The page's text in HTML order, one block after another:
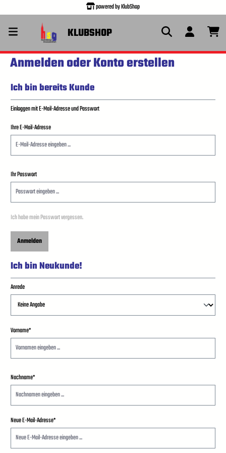
powered by KlubShop
KLUBSHOP
Anmelden oder Konto erstellen
Ich bin bereits Kunde
Einloggen mit E-Mail-Adresse und Passwort
Ihre E-Mail-Adresse
Ihr Passwort
Ich habe mein Passwort vergessen.
Anmelden
Ich bin Neukunde!
Persönliche Informationen
Anrede
Vorname*
Nachname*
Neue E-Mail-Adresse*